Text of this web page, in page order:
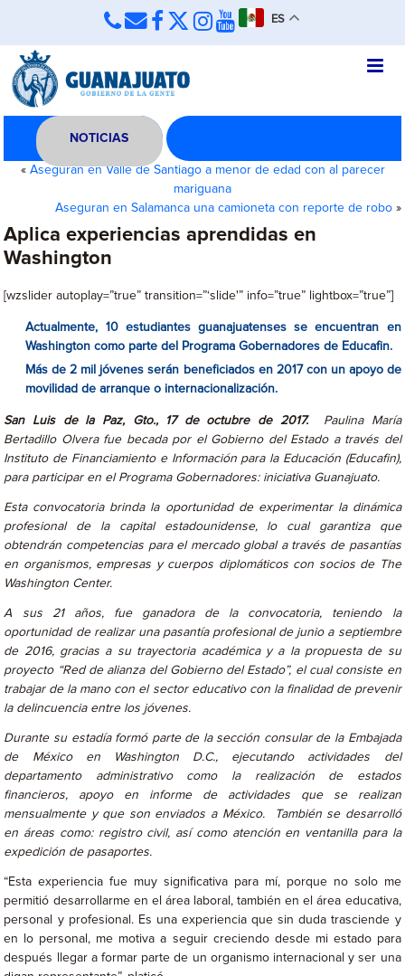
ES
NOTICIAS
« Aseguran en Valle de Santiago a menor de edad con al parecer
mariguana
Aseguran en Salamanca una camioneta con reporte de robo»
Aplica experiencias aprendidas en
Washington
[wzslider autoplay=”true” transition=”‘slide'” info=”true” lightbox=”true”]
Actualmente, 10 estudiantes guanajuatenses se encuentran en
Washington como parte del Programa Gobernadores de Educafin.
Más de 2 mil jóvenes serán beneficiados en 2017 con un apoyo de
movilidad de arranque o internacionalización.
San Luis de la Paz, Gto., 17 de octubre de 2017.Paulina María
Bertadillo Olvera fue becada por el Gobierno del Estado a través del
Instituto de Financiamiento e Información para la Educación (Educafin),
para participar en el Programa Gobernadores: iniciativa Guanajuato.
Esta convocatoria brinda la oportunidad de experimentar la dinámica
profesional de la capital estadounidense, lo cual garantiza que
obtendrán competencias para el mercado global a través de pasantías
en organismos, empresas y cuerpos diplomáticos con socios de The
Washington Center.
A sus 21 años, fue ganadora de la convocatoria, teniendo la
oportunidad de realizar una pasantía profesional de junio a septiembre
de 2016, gracias a su trayectoria académica y a la propuesta de su
proyecto “Red de alianza del Gobierno del Estado”, el cual consiste en
trabajar de la mano con el sector educativo con la finalidad de prevenir
la delincuencia entre los jóvenes.
Durante su estadía formó parte de la sección consular de la Embajada
de México en Washington D.C., ejecutando actividades del
departamento administrativo como la realización de estados
financieros, apoyo en informe de actividades que se realizan
mensualmente y que son enviados a México. También se desarrolló
en áreas como: registro civil, así como atención en ventanilla para la
expedición de pasaportes.
“Esta experiencia fue muy significativa para mí, porque no solo me
permitió desarrollarme en el área laboral, también en el área educativa,
personal y profesional. Es una experiencia que sin duda trasciende y
en lo personal, me motiva a seguir creciendo desde mi estado para
después llegar a formar parte de un organismo internacional y ser una